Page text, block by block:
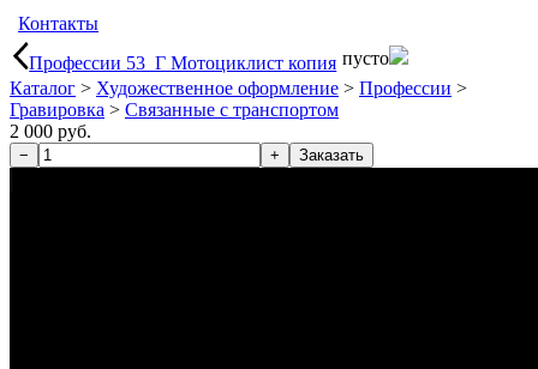
Контакты
Профессии 53_Г Мотоциклист копия пусто
Каталог > Художественное оформление > Профессии >
Гравировка > Связанные с транспортом
2 000 руб.